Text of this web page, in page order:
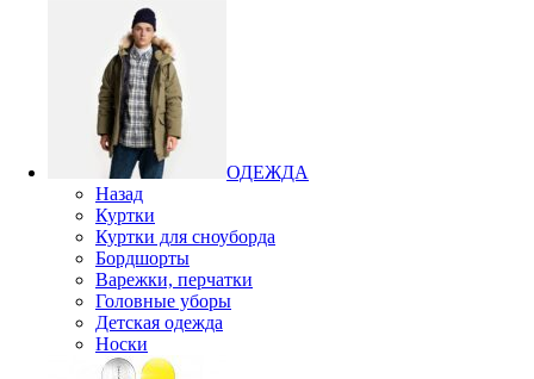
ОДЕЖДА
Назад
Куртки
Куртки для сноуборда
Бордшорты
Варежки, перчатки
Головные уборы
Детская одежда
Носки